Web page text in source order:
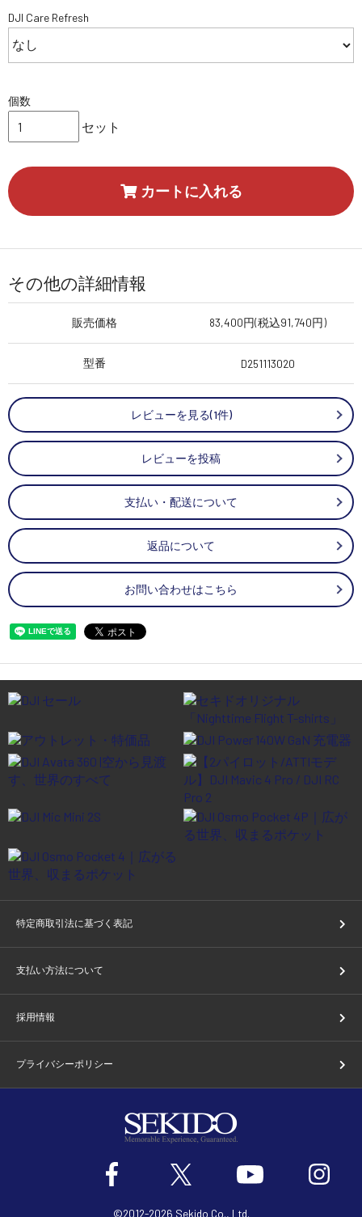
DJI Care Refresh
個数
セット
カートに入れる
その他の詳細情報
販売価格 83,400円(税込91,740円)
型番 D251113020
レビューを見る(1件)
レビューを投稿
支払い・配送について
返品について
お問い合わせはこちら
特定商取引法に基づく表記
支払い方法について
採用情報
プライバシーポリシー
©2012-2026 Sekido Co., Ltd.